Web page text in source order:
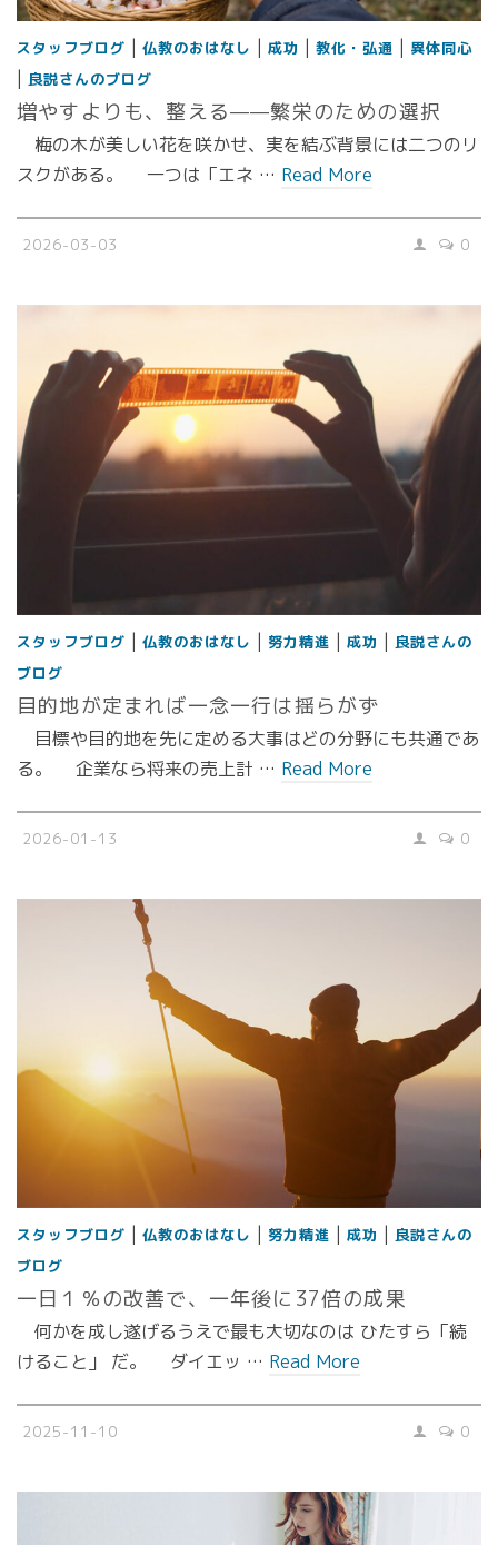
スタッフブログ | 仏教のおはなし | 成功 | 教化・弘通 | 異体同心
| 良説さんのブログ
増やすよりも、整える——繁栄のための選択
梅の木が美しい花を咲かせ、実を結ぶ背景には二つのリ
スクがある。 一つは「エネ … Read More
2026-03-03 0
スタッフブログ | 仏教のおはなし | 努力精進 | 成功 | 良説さんの
ブログ
目的地が定まれば一念一行は揺らがず
目標や目的地を先に定める大事はどの分野にも共通であ
る。 企業なら将来の売上計 … Read More
2026-01-13 0
スタッフブログ | 仏教のおはなし | 努力精進 | 成功 | 良説さんの
ブログ
一日１％の改善で、一年後に37倍の成果
何かを成し遂げるうえで最も大切なのは ひたすら「続
けること」 だ。 ダイエッ … Read More
2025-11-10 0